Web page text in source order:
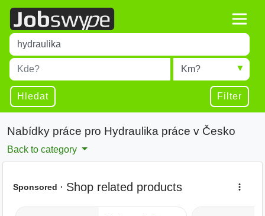
Title
Type 1 or more characters for results.
Místo
Type 1 or more characters for results.
Radius
Hledat Filter
Nabídky práce pro Hydraulika práce v Česko
Back to category